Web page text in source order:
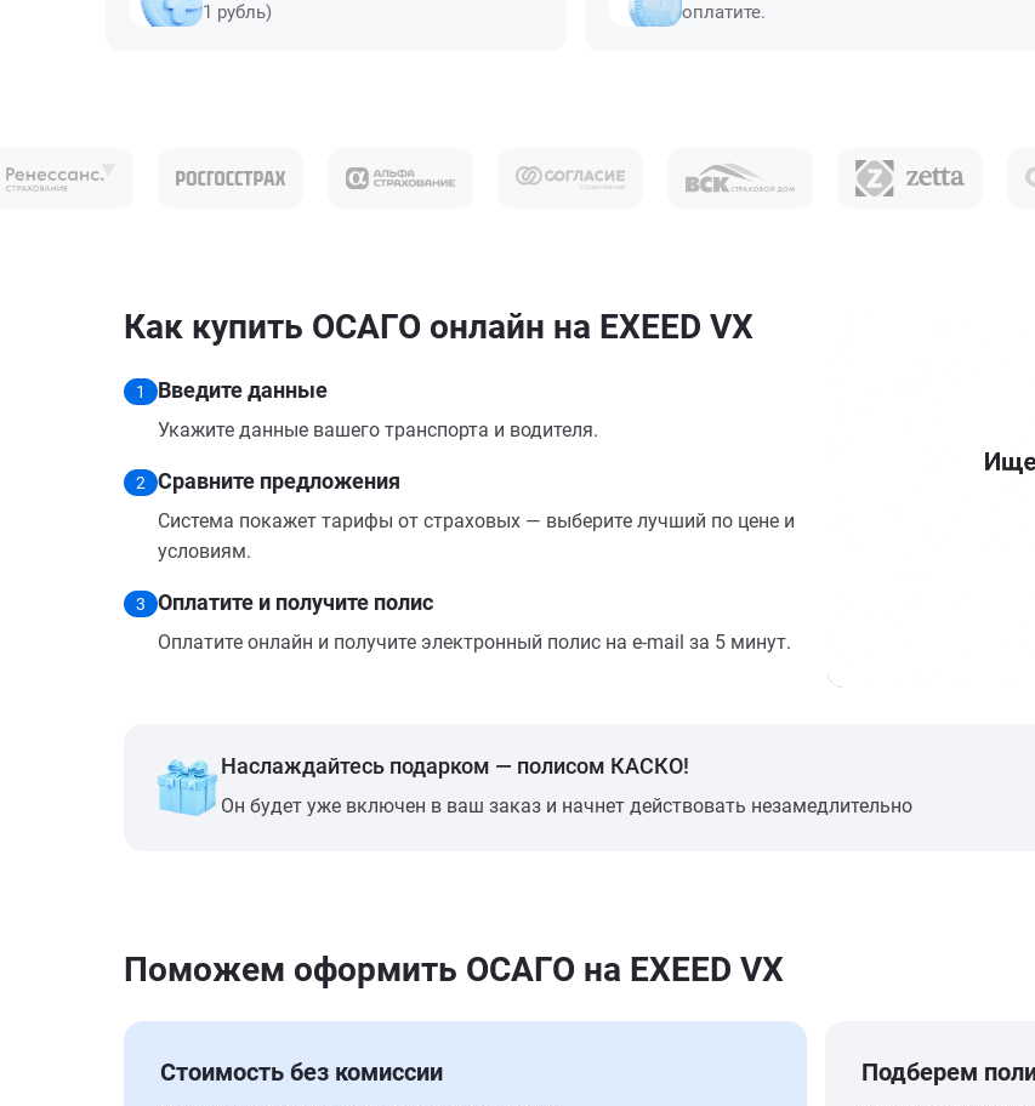
1 рубль)
оплатите.
Как купить ОСАГО онлайн на EXEED VX
1 Введите данные
Укажите данные вашего транспорта и водителя.
2 Сравните предложения
Система покажет тарифы от страховых — выберите лучший по цене и
условиям.
3 Оплатите и получите полис
Оплатите онлайн и получите электронный полис на e-mail за 5 минут.
Наслаждайтесь подарком — полисом КАСКО!
Он будет уже включен в ваш заказ и начнет действовать незамедлительно
Поможем оформить ОСАГО на EXEED VX
Стоимость без комиссии Подберем